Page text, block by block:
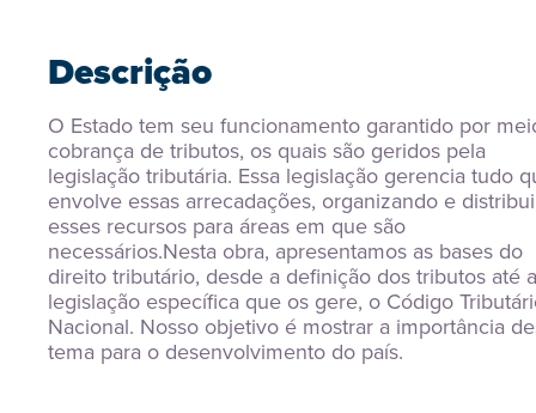
Descrição
O Estado tem seu funcionamento garantido por
cobrança de tributos, os quais são geridos pela
legislação tributária. Essa legislação gerencia tudo
envolve essas arrecadações, organizando e
esses recursos para áreas em que são
necessários.Nesta obra, apresentamos as bases do
direito tributário, desde a definição dos tributos até a
legislação específica que os gere, o Código
Nacional. Nosso objetivo é mostrar a importância
tema para o desenvolvimento do país.